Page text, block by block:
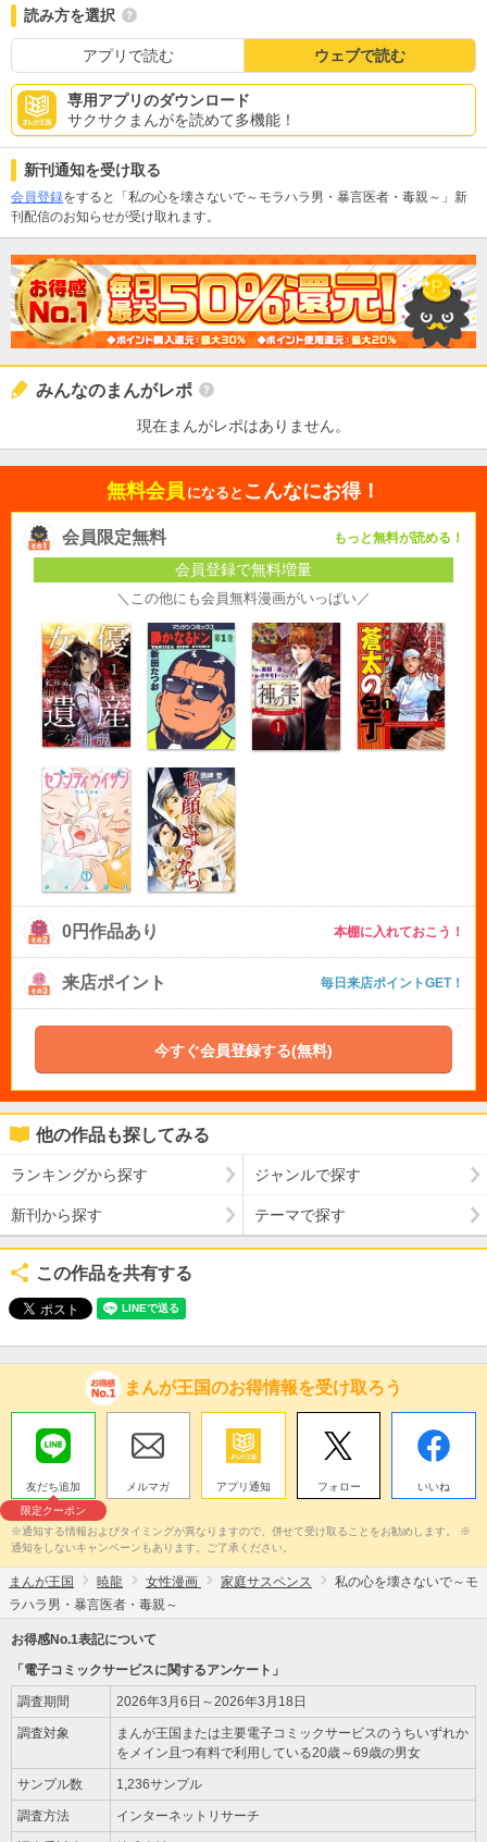
読み方を選択
アプリで読む ウェブで読む
専用アプリのダウンロード
サクサクまんがを読めて多機能！
新刊通知を受け取る
会員登録をすると「私の心を壊さないで～モラハラ男・暴言医者・毒親～」新
刊配信のお知らせが受け取れます。
みんなのまんがレポ
現在まんがレポはありません。
無料会員 になると こんなにお得！
会員限定無料 もっと無料が読める！
会員登録で無料増量
＼この他にも会員無料漫画がいっぱい／
0円作品あり 本棚に入れておこう！
来店ポイント 毎日来店ポイントGET！
今すぐ会員登録する(無料)
他の作品も探してみる
ランキングから探す ジャンルで探す
新刊から探す テーマで探す
この作品を共有する
まんが王国のお得情報を受け取ろう
友だち追加
限定クーポン
メルマガ アプリ通知 フォロー いいね
※通知する情報およびタイミングが異なりますので、併せて受け取ることをお勧めします。 ※
通知をしないキャンペーンもあります。ご了承ください。
まんが王国 暁龍 女性漫画 家庭サスペンス
私の心を壊さないで～モ
ラハラ男・暴言医者・毒親～
お得感No.1表記について
「電子コミックサービスに関するアンケート」
調査期間 2026年3月6日～2026年3月18日
調査対象
まんが王国または主要電子コミックサービスのうちいずれか
をメイン且つ有料で利用している20歳～69歳の男女
サンプル数 1,236サンプル
調査方法 インターネットリサーチ